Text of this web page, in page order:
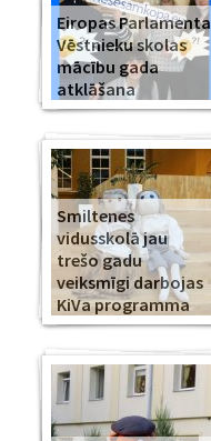
Eiropas Parlamenta
Vēstnieku skolas
mācību gada
atklāšana
Smiltenes
vidusskolā jau
trešo gadu
veiksmīgi darbojas
KiVa programma